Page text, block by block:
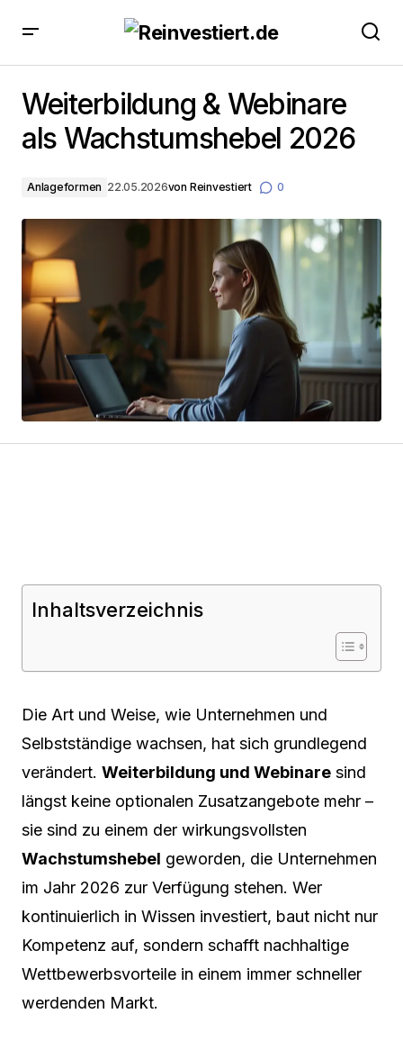
Weiterbildung & Webinare
als Wachstumshebel 2026
Anlageformen 22.05.2026von Reinvestiert 0
Inhaltsverzeichnis
Die Art und Weise, wie Unternehmen und
Selbstständige wachsen, hat sich grundlegend
verändert. Weiterbildung und Webinare sind
längst keine optionalen Zusatzangebote mehr –
sie sind zu einem der wirkungsvollsten
Wachstumshebel geworden, die Unternehmen
im Jahr 2026 zur Verfügung stehen. Wer
kontinuierlich in Wissen investiert, baut nicht nur
Kompetenz auf, sondern schafft nachhaltige
Wettbewerbsvorteile in einem immer schneller
werdenden Markt.